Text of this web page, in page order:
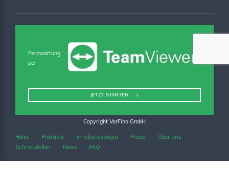
Fernwartung
per
JETZT STARTEN
Copyright VorFina GmbH
Home Produkte Erhebungsbögen Preise
Über uns
Schnittstellen
News FAQ